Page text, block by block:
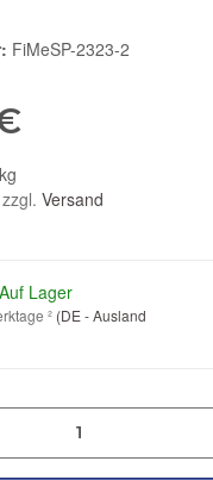
FiMeSP-2323-2
Versand
Lager
² (DE - Ausland